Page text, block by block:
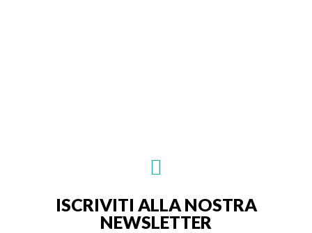
ISCRIVITI ALLA NOSTRA
NEWSLETTER